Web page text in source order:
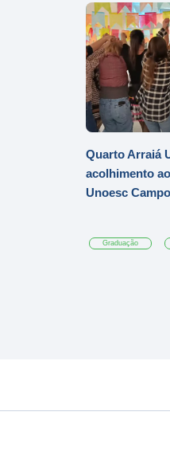
Quarto Arraiá
acolhimento
Unoesc
Graduação